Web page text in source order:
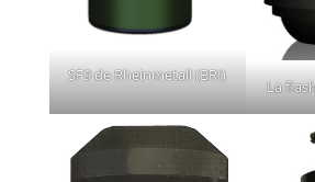
SF9 de Rheinmetall (BRI)
La